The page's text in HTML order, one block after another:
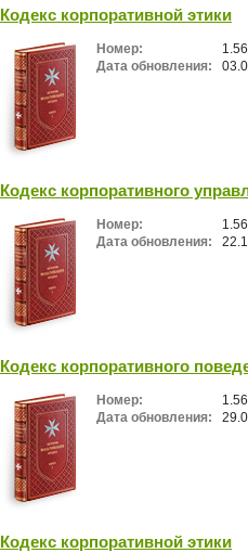
Кодекс корпоративной этики
Номер:
Дата обновления:
Кодекс корпоративного
Номер:
Дата обновления:
Кодекс корпоративного
Номер:
Дата обновления:
Кодекс корпоративной этики